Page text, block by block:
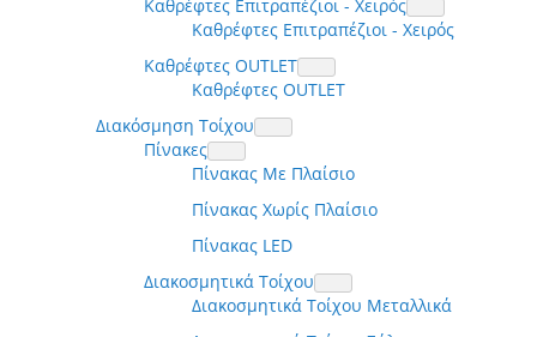
Καθρέφτες Επιτραπέζιοι - Χειρός
Καθρέφτες Επιτραπέζιοι - Χειρός
Καθρέφτες OUTLET
Καθρέφτες OUTLET
Διακόσμηση Τοίχου
Πίνακες
Πίνακας Με Πλαίσιο
Πίνακας Χωρίς Πλαίσιο
Πίνακας LED
Διακοσμητικά Τοίχου
Διακοσμητικά Τοίχου Μεταλλικά